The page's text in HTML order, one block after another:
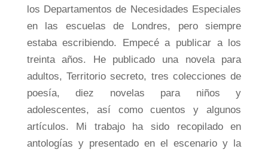
los Departamentos de Necesidades Especiales
en las escuelas de Londres, pero siempre
estaba escribiendo. Empecé a publicar a los
treinta años. He publicado una novela para
adultos, Territorio secreto, tres colecciones de
poesía, diez novelas para niños y
adolescentes, así como cuentos y algunos
artículos. Mi trabajo ha sido recopilado en
antologías y presentado en el escenario y la